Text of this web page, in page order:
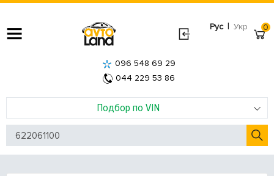
Рус | Укр
Подбор по VIN
096 548 69 29
044 229 53 86
0